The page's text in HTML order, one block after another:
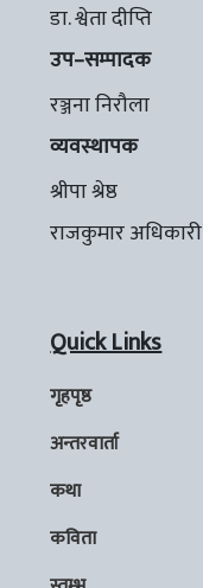
डा. श्वेता दीप्ति
उप–सम्पादक
रञ्जना निरौला
व्यवस्थापक
श्रीपा श्रेष्ठ
राजकुमार अधिकारी
Quick Links
गृहपृष्ठ
अन्तरवार्ता
कथा
कविता